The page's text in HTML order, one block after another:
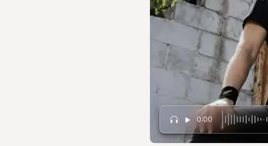
0:00